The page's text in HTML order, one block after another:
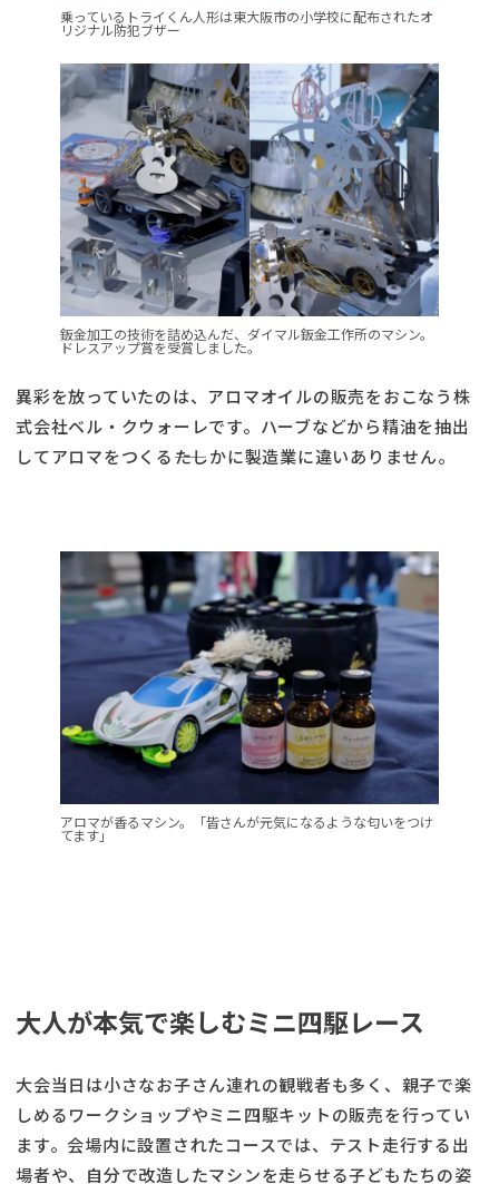
乗っているトライくん人形は東大阪市の小学校に配布されたオ
リジナル防犯ブザー
鈑金加工の技術を詰め込んだ、ダイマル鈑金工作所のマシン。
ドレスアップ賞を受賞しました。
異彩を放っていたのは、アロマオイルの販売をおこなう株
式会社ベル・クウォーレです。ハーブなどから精油を抽出
してアロマをつくる――たしかに製造業に違いありません。
アロマが香るマシン。「皆さんが元気になるような匂いをつけ
てます」
大人が本気で楽しむミニ四駆レース
大会当日は小さなお子さん連れの観戦者も多く、親子で楽
しめるワークショップやミニ四駆キットの販売を行ってい
ます。会場内に設置されたコースでは、テスト走行する出
場者や、自分で改造したマシンを走らせる子どもたちの姿